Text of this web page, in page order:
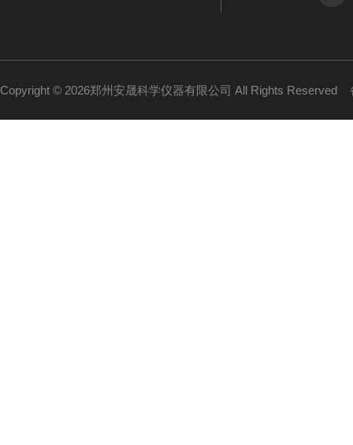
Copyright © 2026郑州安晟科学仪器有限公司 All Rights Reserved